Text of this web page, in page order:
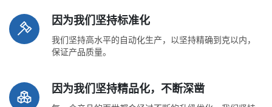
因为我们坚持标准化
我们坚持高水平的自动化生产，以坚持精确到克以内，
保证产品质量。
因为我们坚持精品化，不断深凿